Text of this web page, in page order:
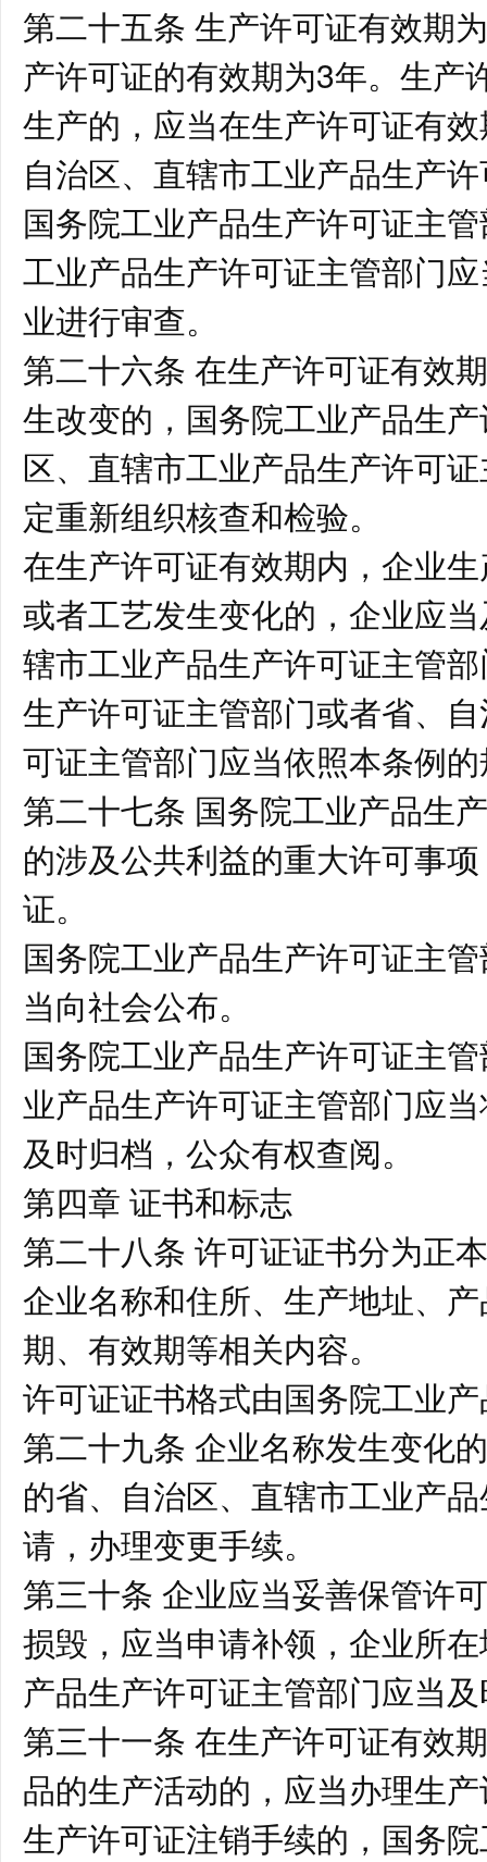
第二十五条 生产许可证有效期
产许可证的有效期为3年。生产
生产的，应当在生产许可证有
自治区、直辖市工业产品生产
国务院工业产品生产许可证主
工业产品生产许可证主管部门
业进行审查。
第二十六条 在生产许可证有效
生改变的，国务院工业产品生
区、直辖市工业产品生产许可
定重新组织核查和检验。
在生产许可证有效期内，企业
或者工艺发生变化的，企业应
辖市工业产品生产许可证主管
生产许可证主管部门或者省、
可证主管部门应当依照本条例
第二十七条 国务院工业产品生
的涉及公共利益的重大许可事
证。
国务院工业产品生产许可证主
当向社会公布。
国务院工业产品生产许可证主
业产品生产许可证主管部门应
及时归档，公众有权查阅。
第四章 证书和标志
第二十八条 许可证证书分为正
企业名称和住所、生产地址、
期、有效期等相关内容。
许可证证书格式由国务院工业
第二十九条 企业名称发生变化
的省、自治区、直辖市工业产
请，办理变更手续。
第三十条 企业应当妥善保管许
损毁，应当申请补领，企业所
产品生产许可证主管部门应当
第三十一条 在生产许可证有效
品的生产活动的，应当办理生
生产许可证注销手续的，国务